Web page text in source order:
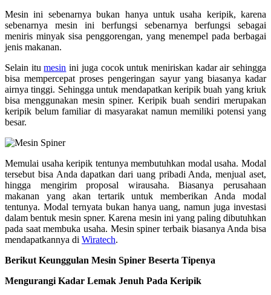
Mesin ini sebenarnya bukan hanya untuk usaha keripik, karena
sebenarnya mesin ini berfungsi sebenarnya berfungsi sebagai
meniris minyak sisa penggorengan, yang menempel pada berbagai
jenis makanan.
Selain itumesin ini juga cocok untuk meniriskan kadar air sehingga
bisa mempercepat proses pengeringan sayur yang biasanya kadar
airnya tinggi. Sehingga untuk mendapatkan keripik buah yang kriuk
bisa menggunakan mesin spiner. Keripik buah sendiri merupakan
keripik belum familiar di masyarakat namun memiliki potensi yang
besar.
Memulai usaha keripik tentunya membutuhkan modal usaha. Modal
tersebut bisa Anda dapatkan dari uang pribadi Anda, menjual aset,
hingga mengirim proposal wirausaha. Biasanya perusahaan
makanan yang akan tertarik untuk memberikan Anda modal
tentunya. Modal ternyata bukan hanya uang, namun juga investasi
dalam bentuk mesin spner. Karena mesin ini yang paling dibutuhkan
pada saat membuka usaha. Mesin spiner terbaik biasanya Anda bisa
mendapatkannya di Wiratech.
Berikut Keunggulan Mesin Spiner Beserta Tipenya
Mengurangi Kadar Lemak Jenuh Pada Keripik